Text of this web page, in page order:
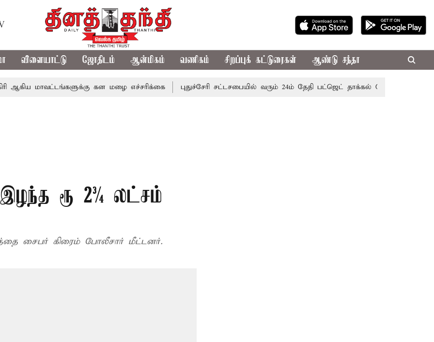
விளையாட்டு ஜோதிடம் ஆன்மிகம் வணிகம் சிறப்புக் கட்டுரைகள் ஆண்டு சந்தா
கன மழை எச்சரிக்கை புதுச்சேரி சட்டசபையில் வரும் 24ம் தேதி பட்ஜெட் தாக்கல் செய்கிறார் முதல்-அமைச்சர்
ரூ 2¾ லட்சம்
சைபர் கிரைம் போலீசார் மீட்டனர்.